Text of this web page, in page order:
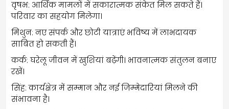
वृषभ: आर्थिक मामलों में सकारात्मक संकेत मिल सकते हैं।
परिवार का सहयोग मिलेगा।
मिथुन: नए संपर्क और छोटी यात्राएं भविष्य में लाभदायक
साबित हो सकती हैं।
कर्क: घरेलू जीवन में खुशियां बढ़ेंगी। भावनात्मक संतुलन बनाए
रखें।
सिंह: कार्यक्षेत्र में सम्मान और नई जिम्मेदारियां मिलने की
संभावना है।